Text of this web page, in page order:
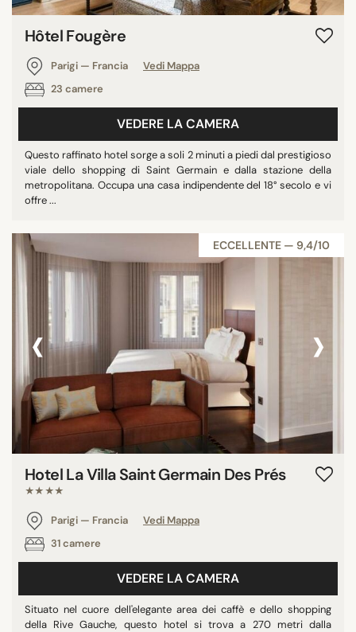
Hôtel Fougère
Parigi — Francia
Vedi Mappa
23 camere
VEDERE LA CAMERA
Questo raffinato hotel sorge a soli 2 minuti a piedi dal prestigioso
viale dello shopping di Saint Germain e dalla stazione della
metropolitana. Occupa una casa indipendente del 18° secolo e vi
offre ...
ECCELLENTE — 9,4/10
‹ ›
Hotel La Villa Saint Germain Des Prés
★★★★
Parigi — Francia
Vedi Mappa
31 camere
VEDERE LA CAMERA
Situato nel cuore dell'elegante area dei caffè e dello shopping
della Rive Gauche, questo hotel si trova a 270 metri dalla